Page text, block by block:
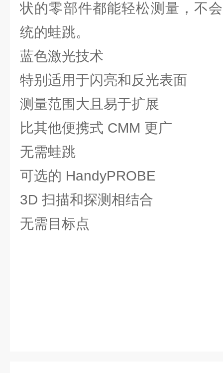
状的零部件都能轻松测量，不
统的蛙跳。
蓝色激光技术
特别适用于闪亮和反光表面
测量范围大且易于扩展
比其他便携式 CMM 更广
无需蛙跳
可选的 HandyPROBE
3D 扫描和探测相结合
无需目标点